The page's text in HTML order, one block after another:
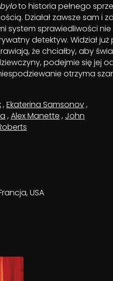
to historia pełnego
Działał zawsze sam i
system sprawiedliwości
detektyw. Widział
że chciałby, aby
podejmie się jej
otrzyma
,Ekaterina Samsonov,
,Alex Manette , John
USA